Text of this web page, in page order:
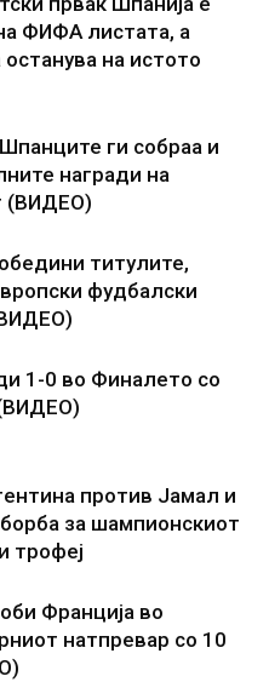
ФИФА листата, а
на истото
ги собраа и
награди на
(ВИДЕО)
титулите,
фудбалски
1-0 во Финалето со
против Јамал и
за шампионскиот
трофеј
Франција во
натпревар со 10